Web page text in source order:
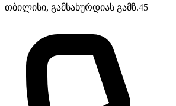
თბილისი, გამსახურდიას გამზ.45